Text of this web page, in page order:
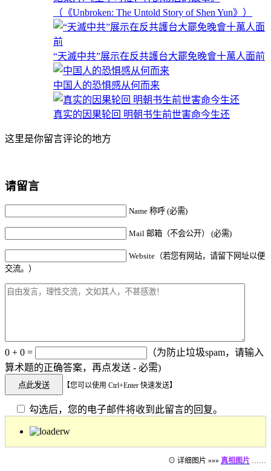
（《Unbroken: The Untold Story of Shen Yun》）
“天滅中共”展示在反共護台大罷免晚會十萬人面前
中国人的恐惧感从何而来
真实的因果轮回 明朝书生前世害命今生还
这里是你留言评论的地方
请留言
Name 称呼 (必需)
Mail 邮箱（不会公开） (必需)
Website（若您有网站，请留下网址以便
交流。）
0 + 0 =
（为防止垃圾spam，请输入
算术题的正确答案，再点发送 - 必需)
【您可以使用 Ctrl+Enter 快速发送】
勾选后，您的电子邮件将收到此留言的回复。
⊙ 详细图片 »»» 真相图片 ……